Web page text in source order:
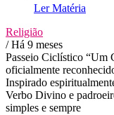
Ler Matéria
Religião
/ Há 9 meses
Passeio Ciclístico “Um
oficialmente
Inspirado
Verbo Divino e
simples e sempre